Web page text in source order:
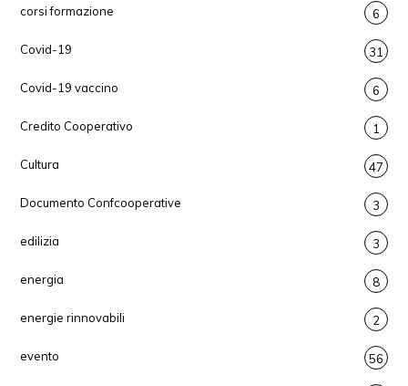
corsi formazione 6
Covid-19 31
Covid-19 vaccino 6
Credito Cooperativo 1
Cultura 47
Documento Confcooperative 3
edilizia 3
energia 8
energie rinnovabili 2
evento 56